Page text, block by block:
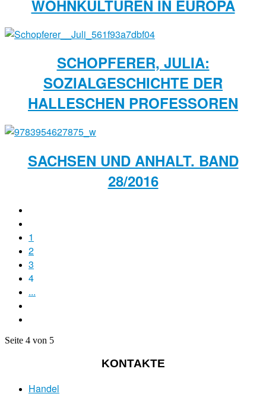
WOHNKULTUREN IN EUROPA
SCHOPFERER, JULIA:
SOZIALGESCHICHTE DER
HALLESCHEN PROFESSOREN
SACHSEN UND ANHALT. BAND
28/2016
1
2
3
4
...
Seite 4 von 5
KONTAKTE
Handel